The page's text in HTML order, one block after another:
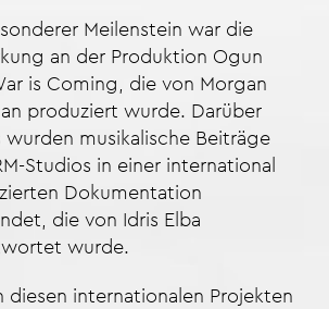
Meilenstein war die
an der Produktion Ogun
is Coming, die von Morgan
produziert wurde. Darüber
wurden musikalische Beiträge
Studios in einer international
Dokumentation
die von Idris Elba
wurde.
diesen internationalen Projekten